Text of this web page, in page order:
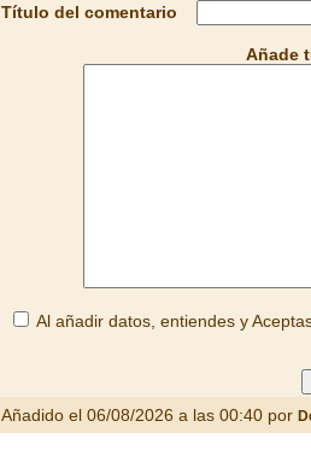
Título del comentario
Añade
Al añadir datos, entiendes y
Añadido el 06/08/2026 a las 00:40 por